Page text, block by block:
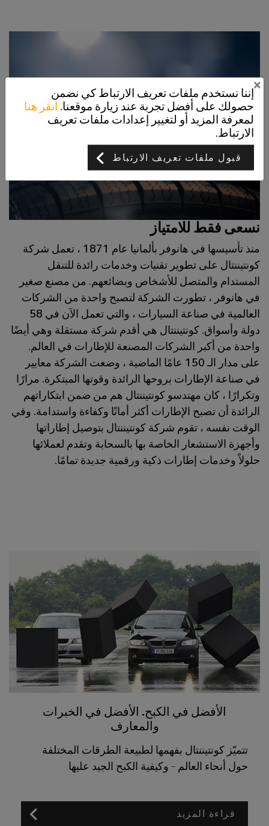
نسعى فقط للامتياز
منذ تأسيسها في هانوفر بألمانيا عام 1871 ، تعمل شركة
كونتيننتال على تطوير تقنيات وخدمات رائدة للتنقل
المستدام والمتصل للأشخاص وبضائعهم. من مصنع صغير
في هانوفر ، تطورت الشركة لتصبح واحدة من الشركات
العالمية في صناعة السيارات ، والتي تعمل الآن في 58
دولة وأسواق. كونتيننتال هي أقدم شركة مستقلة وهي أيضًا
واحدة من أكبر الشركات المصنعة للإطارات في العالم.
على مدار الـ 150 عامًا الماضية ، وضعت الشركة معايير
في صناعة الإطارات بروحها الرائدة وقوتها المبتكرة. مرارًا
وتكرارًا ، كان مهندسو كونتيننتال هم من ضمن ابتكاراتهم
الرائدة أن تصبح الإطارات أكثر أمانًا وكفاءة واستدامة. وفي
الوقت نفسه ، تقوم شركة كونتيننتال بتوصيل إطاراتها
وأجهزة الاستشعار الخاصة بها بالسحابة وتقدم لعملائها
حلولاً وخدمات إطارات ذكية ورقمية جديدة تمامًا.
الأفضل في الكبح. الأفضل في الخبرات
والمعارف
تتميّز كونتيننتال بفهمها لطبيعة الطرقات المختلفة
حول أنحاء العالم – وكيفية الكبح الجيد عليها.
قراءة المزيد
إننا نستخدم ملفات تعريف الارتباط كي نضمن
حصولك على أفضل تجربة عند زيارة موقعنا. انقر هنا
لمعرفة المزيد أو لتغيير إعدادات ملفات تعريف
الارتباط.
قبول ملفات تعريف الارتباط
×